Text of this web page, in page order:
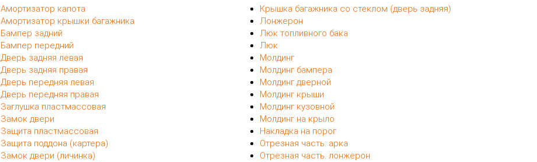
Амортизатор капота
Амортизатор крышки багажника
Бампер задний
Бампер передний
Дверь задняя левая
Дверь задняя правая
Дверь передняя левая
Дверь передняя правая
Заглушка пластмассовая
Замок двери
Защита пластмассовая
Защита поддона (картера)
Замок двери (личинка)
Крышка багажника со стеклом (дверь задняя)
Лонжерон
Люк топливного бака
Люк
Молдинг
Молдинг бампера
Молдинг дверной
Молдинг крыши
Молдинг кузовной
Молдинг на крыло
Накладка на порог
Отрезная часть: арка
Отрезная часть: лонжерон